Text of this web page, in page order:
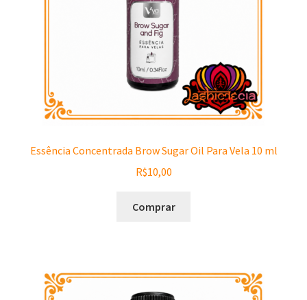
Essência Concentrada Brow Sugar Oil Para Vela 10 ml
R$10,00
Comprar